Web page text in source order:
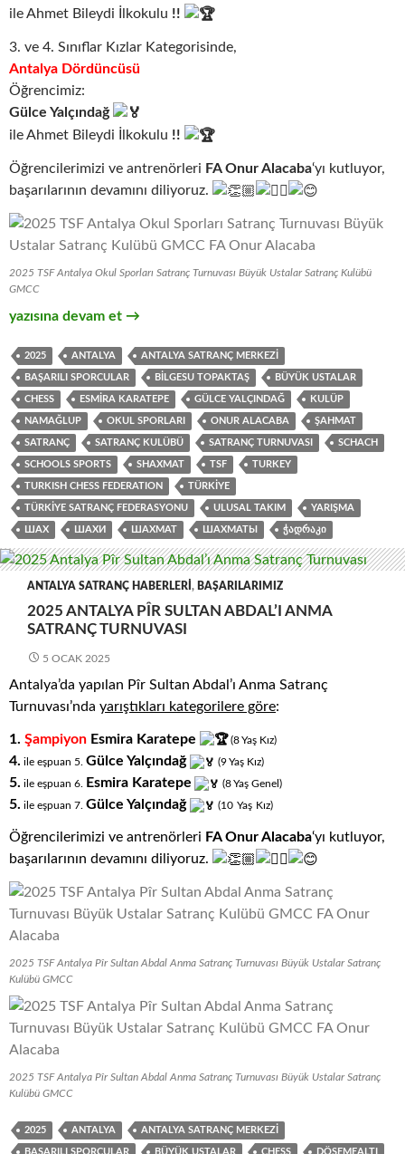
ile Ahmet Bileydi İlkokulu !!
3. ve 4. Sınıflar Kızlar Kategorisinde,
Antalya Dördüncüsü
Öğrencimiz:
Gülce Yalçındağ
ile Ahmet Bileydi İlkokulu !!
Öğrencilerimizi ve antrenörleri FA Onur Alacaba‘yı kutluyor,
başarılarının devamını diliyoruz.
2025 TSF Antalya Okul Sporları Satranç Turnuvası Büyük Ustalar Satranç Kulübü
GMCC
2025 Antalya Okul Sporları Satranç Turnuvası
yazısına devam et →
2025 ANTALYA ANTALYA SATRANÇ MERKEZI
BAŞARILI SPORCULAR BILGESU TOPAKTAŞ BÜYÜK USTALAR
CHESS ESMIRA KARATEPE GÜLCE YALÇINDAĞ KULÜP
NAMAĞLUP OKUL SPORLARI ONUR ALACABA ŞAHMAT
SATRANÇ SATRANÇ KULÜBÜ SATRANÇ TURNUVASI SCHACH
SCHOOLS SPORTS SHAXMAT TSF TURKEY
TURKISH CHESS FEDERATION TÜRKIYE
TÜRKIYE SATRANÇ FEDERASYONU ULUSAL TAKIM YARIŞMA
ШАХ ШАХИ ШАХМАТ ШАХМАТЫ ᲭᲐᲓᲠᲐᲙᲘ
ANTALYA SATRANÇ HABERLERI , BAŞARILARIMIZ
2025 ANTALYA PÎR SULTAN ABDAL’I ANMA
SATRANÇ TURNUVASI
5 OCAK 2025
Antalya’da yapılan Pîr Sultan Abdal’ı Anma Satranç
Turnuvası’nda yarıştıkları kategorilere göre:
1. Şampiyon Esmira Karatepe (8Yaş Kız)
4. ile eşpuan 5. Gülce Yalçındağ (9Yaş Kız)
5. ile eşpuan 6. Esmira Karatepe (8Yaş Genel)
5. ile eşpuan 7. Gülce Yalçındağ (10 Yaş Kız)
Öğrencilerimizi ve antrenörleri FA Onur Alacaba‘yı kutluyor,
başarılarının devamını diliyoruz.
2025 TSF Antalya Pîr Sultan Abdal Anma Satranç Turnuvası Büyük Ustalar Satranç
Kulübü GMCC
2025 TSF Antalya Pîr Sultan Abdal Anma Satranç Turnuvası Büyük Ustalar Satranç
Kulübü GMCC
2025 ANTALYA ANTALYA SATRANÇ MERKEZI
BAŞARILI SPORCULAR BÜYÜK USTALAR CHESS DÖŞEMEALTI